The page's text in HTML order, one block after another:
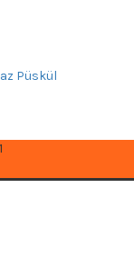
Püskül